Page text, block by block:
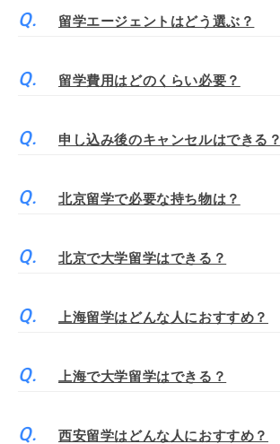
留学エージェントはどう選ぶ？
留学費用はどのくらい必要？
申し込み後のキャンセルはできる？
北京留学で必要な持ち物は？
北京で大学留学はできる？
上海留学はどんな人におすすめ？
上海で大学留学はできる？
西安留学はどんな人におすすめ？